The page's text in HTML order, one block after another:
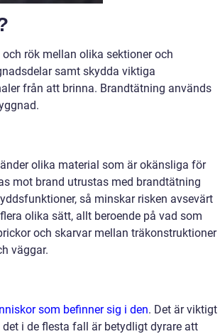
rök mellan olika sektioner och
samt skydda viktiga
från att brinna. Brandtätning används
olika material som är okänsliga för
mot brand utrustas med brandtätning
så minskar risken avsevärt
olika sätt, allt beroende på vad som
och skarvar mellan träkonstruktioner
väggar.
som befinner sig i den. Det är viktigt
i de flesta fall är betydligt dyrare att